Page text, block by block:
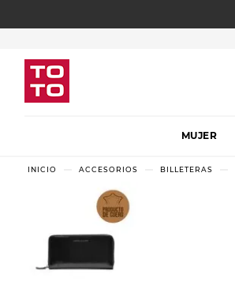
MUJER
ACCESORIOS BILLETERAS
1.
2.